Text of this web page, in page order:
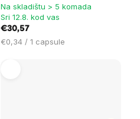
Na skladištu > 5 komada
Sri 12.8. kod vas
€30,57
Cijena
€0,34 / 1 capsule